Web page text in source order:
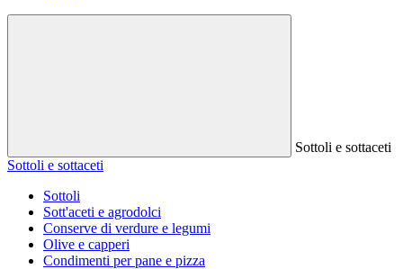
Sottoli e sottaceti
Sottoli e sottaceti
Sottoli
Sott'aceti e agrodolci
Conserve di verdure e legumi
Olive e capperi
Condimenti per pane e pizza